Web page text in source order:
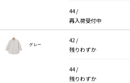
44 /
再入荷受付中
グレー
42 /
残りわずか
44 /
残りわずか